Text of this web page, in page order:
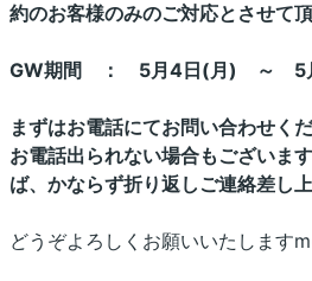
約のお客様のみのご対応とさせて頂
GW期間 ： 5月4日(月) ～ 5
まずはお電話にてお問い合わせく
お電話出られない場合もございま
ば、かならず折り返しご連絡差し上
どうぞよろしくお願いいたします